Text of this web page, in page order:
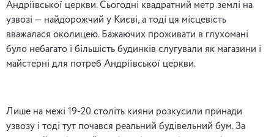
Андріївської церкви. Сьогодні квадратний метр землі на
узвозі — найдорожчий у Києві, а тоді ця місцевість
вважалася околицею. Бажаючих проживати в глухомані
було небагато і більшість будинків слугували як магазини і
майстерні для потреб Андріївської церкви.
Лише на межі 19-20 століть кияни розкусили принади
узвозу і тоді тут почався реальний будівельний бум. За